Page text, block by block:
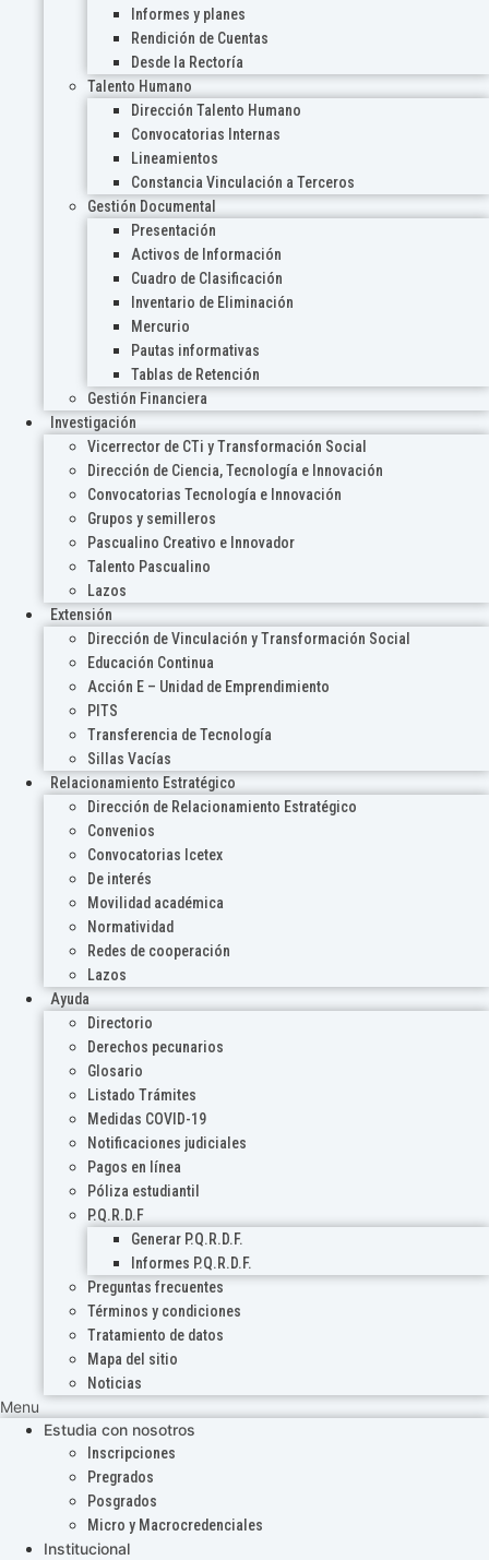
Informes y planes
Rendición de Cuentas
Desde la Rectoría
Talento Humano
Dirección Talento Humano
Convocatorias Internas
Lineamientos
Constancia Vinculación a Terceros
Gestión Documental
Presentación
Activos de Información
Cuadro de Clasificación
Inventario de Eliminación
Mercurio
Pautas informativas
Tablas de Retención
Gestión Financiera
Investigación
Vicerrector de CTi y Transformación Social
Dirección de Ciencia, Tecnología e Innovación
Convocatorias Tecnología e Innovación
Grupos y semilleros
Pascualino Creativo e Innovador
Talento Pascualino
Lazos
Extensión
Dirección de Vinculación y Transformación Social
Educación Continua
Acción E – Unidad de Emprendimiento
PITS
Transferencia de Tecnología
Sillas Vacías
Relacionamiento Estratégico
Dirección de Relacionamiento Estratégico
Convenios
Convocatorias Icetex
De interés
Movilidad académica
Normatividad
Redes de cooperación
Lazos
Ayuda
Directorio
Derechos pecunarios
Glosario
Listado Trámites
Medidas COVID-19
Notificaciones judiciales
Pagos en línea
Póliza estudiantil
P.Q.R.D.F
Generar P.Q.R.D.F.
Informes P.Q.R.D.F.
Preguntas frecuentes
Términos y condiciones
Tratamiento de datos
Mapa del sitio
Noticias
Menu
Estudia con nosotros
Inscripciones
Pregrados
Posgrados
Micro y Macrocredenciales
Institucional